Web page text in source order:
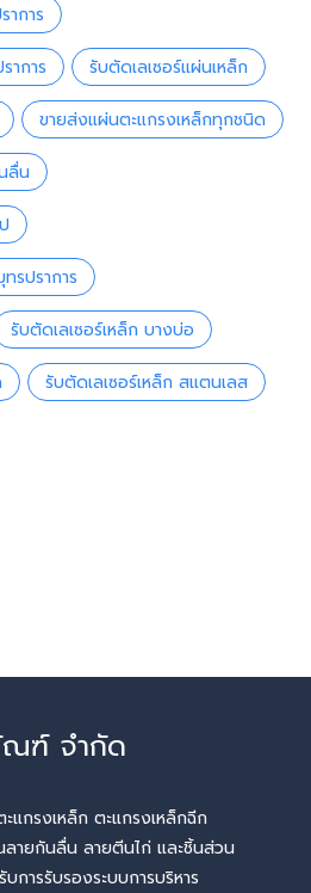
การ
าการ รับตัดเลเซอร์แผ่นเหล็ก
ขายส่งแผ่นตะแกรงเหล็กทุกชนิด
ลื่น
รปราการ
รับตัดเลเซอร์เหล็ก บางบ่อ
รับตัดเลเซอร์เหล็ก สแตนเลส
ณฑ์ จำกัด
กรงเหล็ก ตะแกรงเหล็กฉีก
ลายกันลื่น ลายตีนไก่ และชิ้นส่วน
การรับรองระบบการบริหาร